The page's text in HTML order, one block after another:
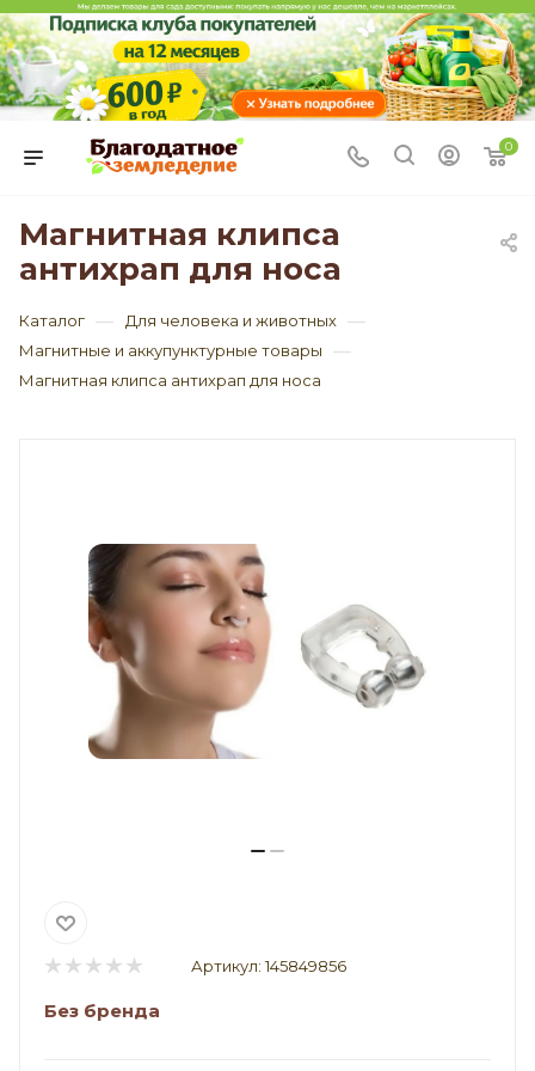
0
Магнитная клипса
антихрап для носа
Каталог — Для человека и животных —
Магнитные и аккупунктурные товары —
Магнитная клипса антихрап для носа
Артикул: 145849856
Без бренда